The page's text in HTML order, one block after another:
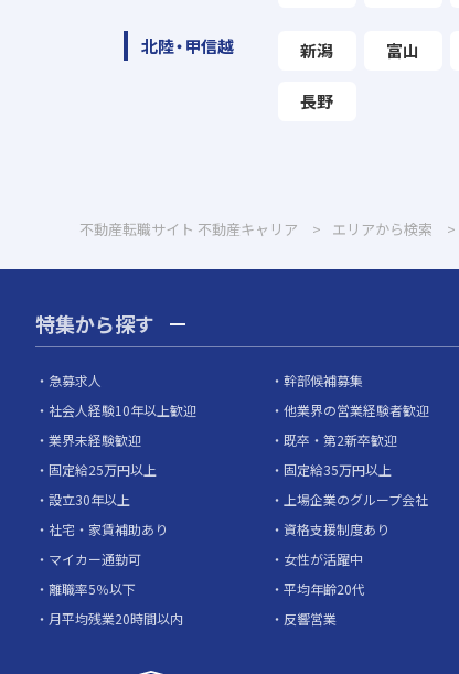
北陸・甲信越 新潟 富山
長野
不動産転職サイト 不動産キャリア エリアから検索
特集から探す
急募求人 幹部候補募集
社会人経験10年以上歓迎
他業界の営業経験者歓迎
業界未経験歓迎
既卒・第2新卒歓迎
固定給25万円以上
固定給35万円以上
設立30年以上
上場企業のグループ会社
社宅・家賃補助あり
資格支援制度あり
マイカー通勤可
女性が活躍中
離職率5％以下
平均年齢20代
月平均残業20時間以内
反響営業